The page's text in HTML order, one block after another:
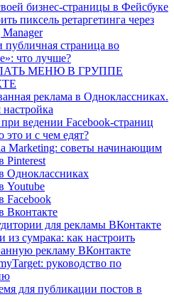
бизнес-страницы в Фейсбуке
пиксель ретаргетинга через
публичная страница во
что лучше?
МЕНЮ В ГРУППЕ
реклама в Одноклассниках.
ведении Facebook-страниц
это и с чем едят?
Marketing: советы начинающим
Pinterest
Одноклассниках
Youtube
Facebook
Вконтакте
для рекламы ВКонтакте
из сумрака: как настроить
рекламу ВКонтакте
руководство по
для публикации постов в